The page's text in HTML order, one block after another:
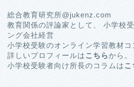
総合教育研究所@jukenz.com
教育関係の評論家として、 小学校
ング会社経営
小学校受験のオンライン学習教材
詳しいプロフィールはこちらから。
小学校受験者向け所長のコラムはこ